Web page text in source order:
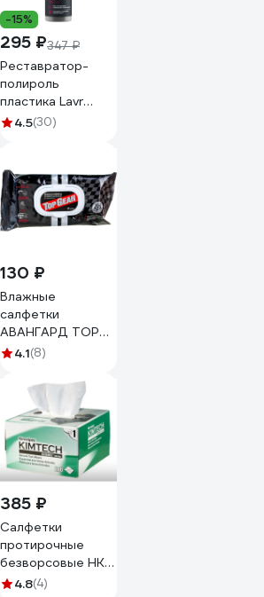
-15%
295 ₽347 ₽
Реставратор-
полироль
пластика Lavr
профессиональная
4.5(30)
130 ₽
Влажные
салфетки
АВАНГАРД TOP
GEAR
20х16см 45шт TG-
30107
4.1(8)
385 ₽
Салфетки
протирочные
безворсовые НК-
Групп Kim Wipes
4.8(4)